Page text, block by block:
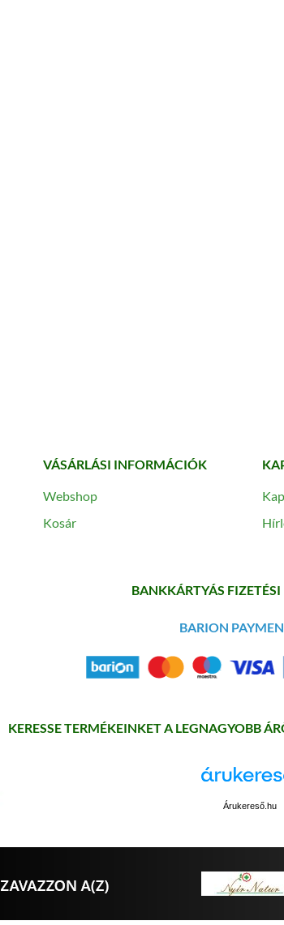
VÁSÁRLÁSI INFORMÁCIÓK
Webshop
Kosár
BANKKÁRTYÁS
BARION
KERESSE TERMÉKEINKET A LEGNAGYOBB
Árukereső.hu